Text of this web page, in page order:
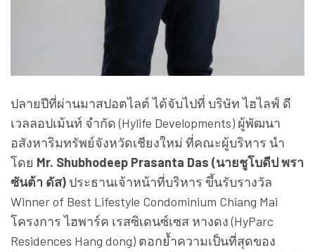
ปลายปีที่ผ่านมาสปอตไลต์ ได้จับไปที่ บริษัท ไฮไลฟ์ ดี
เวลลอปเม้นท์ จำกัด (Hylife Developments) ผู้พัฒนา
อสังหาริมทรัพย์จังหวัดเชียงใหม่ ที่คณะผู้บริหาร นำ
โดย Mr. Shubhodeep Prasanta Das (นายชูโบดีป พรา
ซันต้า ดัส) ประธานเจ้าหน้าที่บริหาร ขึ้นรับรางวัล
Winner of Best Lifestyle Condominium Chiang Mai
โครงการ ไฮพาร์ค เรสซิเดนซ์เซส หางดง (HyParc
Residences Hang dong) ตอกย้ำความเป็นที่สุดของ